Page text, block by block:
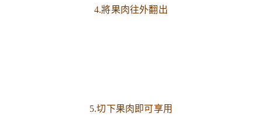
4.將果肉往外翻出
5.切下果肉即可享用